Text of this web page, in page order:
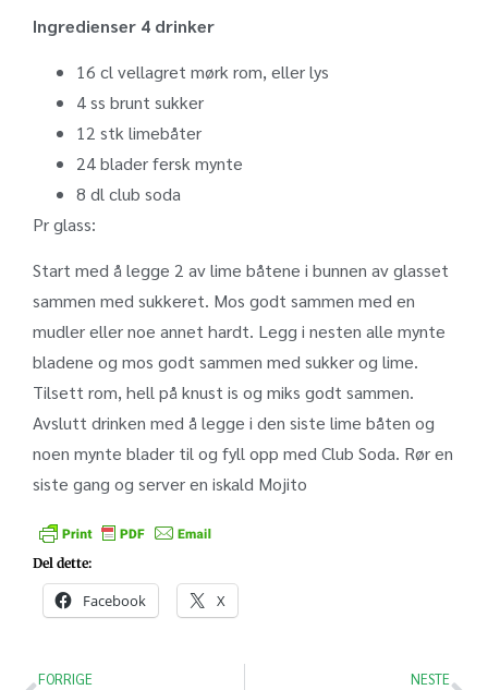
Ingredienser 4 drinker
16 cl vellagret mørk rom, eller lys
4ss brunt sukker
12 stk limebåter
24bladerfersk mynte
8 dl club soda
Pr glass:
Start med å legge 2 av lime båtene i bunnen av glasset
sammen med sukkeret. Mos godt sammen med en
mudler eller noe annet hardt. Legg i nesten alle mynte
bladene og mos godt sammen med sukker og lime.
Tilsett rom, hell på knust is og miks godt sammen.
Avslutt drinken med å legge i den siste lime båten og
noen mynte blader til og fyll opp med Club Soda. Rør en
siste gang og server en iskald Mojito
Del dette:
Facebook X
FORRIGE NESTE